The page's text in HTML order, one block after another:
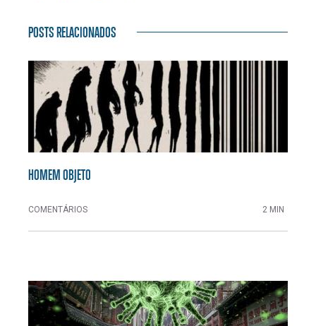
POSTS RELACIONADOS
HOMEM OBJETO
COMENTÁRIOS 2 MIN